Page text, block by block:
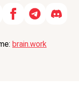
brain.work